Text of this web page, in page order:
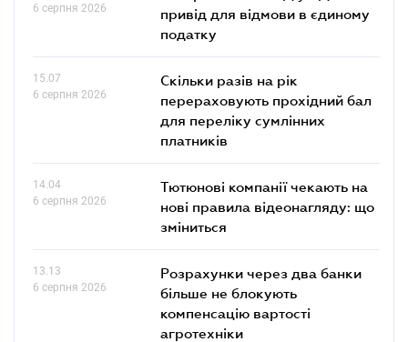
6 серпня 2026
привід для відмови в єдиному
податку
15.07
6 серпня 2026
Скільки разів на рік
перераховують прохідний бал
для переліку сумлінних
платників
14.04
6 серпня 2026
Тютюнові компанії чекають на
нові правила відеонагляду: що
зміниться
13.13
6 серпня 2026
Розрахунки через два банки
більше не блокують
компенсацію вартості
агротехніки